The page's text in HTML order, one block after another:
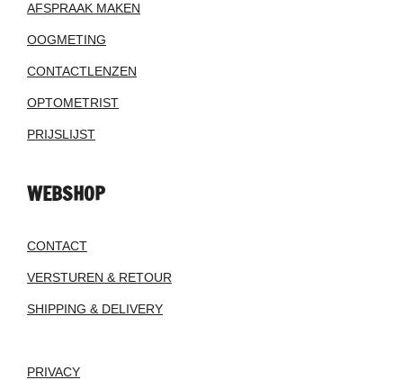
AFSPRAAK MAKEN
OOGMETING
CONTACTLENZEN
OPTOMETRIST
PRIJSLIJST
WEBSHOP
CONTACT
VERSTUREN & RETOUR
SHIPPING & DELIVERY
PRIVACY